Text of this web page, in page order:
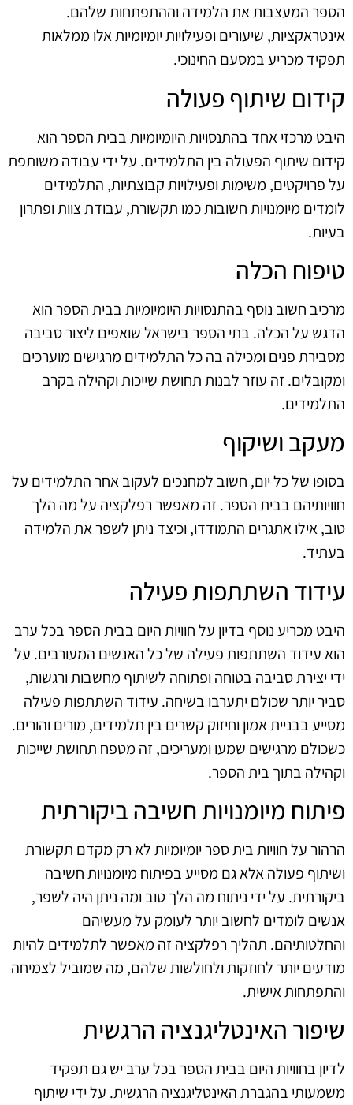
הספר המעצבות את הלמידה וההתפתחות שלהם.
אינטראקציות, שיעורים ופעילויות יומיומיות אלו ממלאות
תפקיד מכריע במסעם החינוכי.
קידום שיתוף פעולה
היבט מרכזי אחד בהתנסויות היומיומיות בבית הספר הוא
קידום שיתוף הפעולה בין התלמידים. על ידי עבודה משותפת
על פרויקטים, משימות ופעילויות קבוצתיות, התלמידים
לומדים מיומנויות חשובות כמו תקשורת, עבודת צוות ופתרון
בעיות.
טיפוח הכלה
מרכיב חשוב נוסף בהתנסויות היומיומיות בבית הספר הוא
הדגש על הכלה. בתי הספר בישראל שואפים ליצור סביבה
מסבירת פנים ומכילה בה כל התלמידים מרגישים מוערכים
ומקובלים. זה עוזר לבנות תחושת שייכות וקהילה בקרב
התלמידים.
מעקב ושיקוף
בסופו של כל יום, חשוב למחנכים לעקוב אחר התלמידים על
חוויותיהם בבית הספר. זה מאפשר רפלקציה על מה הלך
טוב, אילו אתגרים התמודדו, וכיצד ניתן לשפר את הלמידה
בעתיד.
עידוד השתתפות פעילה
היבט מכריע נוסף בדיון על חוויות היום בבית הספר בכל ערב
הוא עידוד השתתפות פעילה של כל האנשים המעורבים. על
ידי יצירת סביבה בטוחה ופתוחה לשיתוף מחשבות ורגשות,
סביר יותר שכולם יתערבו בשיחה. עידוד השתתפות פעילה
מסייע בבניית אמון וחיזוק קשרים בין תלמידים, מורים והורים.
כשכולם מרגישים שמעו ומעריכים, זה מטפח תחושת שייכות
וקהילה בתוך בית הספר.
פיתוח מיומנויות חשיבה ביקורתית
הרהור על חוויות בית ספר יומיומיות לא רק מקדם תקשורת
ושיתוף פעולה אלא גם מסייע בפיתוח מיומנויות חשיבה
ביקורתית. על ידי ניתוח מה הלך טוב ומה ניתן היה לשפר,
אנשים לומדים לחשוב יותר לעומק על מעשיהם
והחלטותיהם. תהליך רפלקציה זה מאפשר לתלמידים להיות
מודעים יותר לחוזקות ולחולשות שלהם, מה שמוביל לצמיחה
והתפתחות אישית.
שיפור האינטליגנציה הרגשית
לדיון בחוויות היום בבית הספר בכל ערב יש גם תפקיד
משמעותי בהגברת האינטליגנציה הרגשית. על ידי שיתוף